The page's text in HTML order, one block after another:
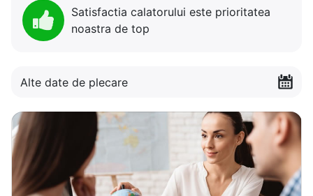
Satisfactia calatorului este prioritatea
noastra de top
Alte date de plecare